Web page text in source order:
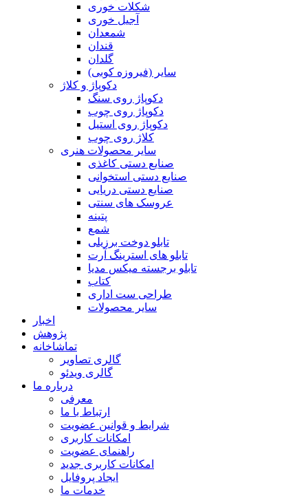
شکلات خوری
آجیل خوری
شمعدان
قندان
گلدان
سایر (فیروزه کوبی)
دکوپاژ و کلاژ
دکوپاژ روی سنگ
دکوپاژ روی چوب
دکوپاژ روی استیل
کلاژ روی چوب
سایر محصولات هنری
صنایع دستی کاغذی
صنایع دستی استخوانی
صنایع دستی دریایی
عروسک های سنتی
پتینه
شمع
تابلو دوخت برزیلی
تابلو های استرینگ آرت
تابلو برجسته میکس مدیا
کتاب
طراحی ست اداری
سایر محصولات
اخبار
پژوهش
تماشاخانه
گالری تصاویر
گالری ویدئو
درباره ما
معرفی
ارتباط با ما
شرایط و قوانین عضویت
امکانات کاربری
راهنمای عضویت
امکانات کاربری جدید
ایجاد پروفایل
خدمات ما